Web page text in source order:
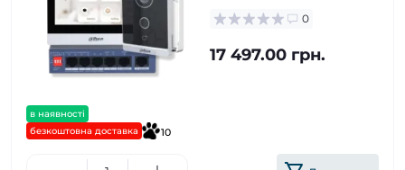
в наявності
безкоштовна доставка
10
0
17 497.00 грн.